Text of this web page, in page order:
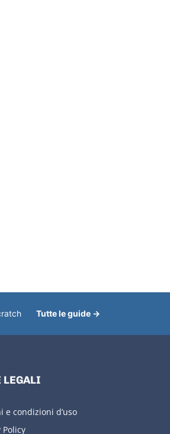
Tutte le guide →
LEGALI
e condizioni d’uso
Policy